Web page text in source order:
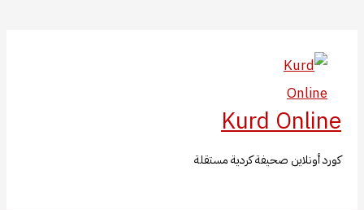
المحتوى
Kurd Online
كورد أونلاين صحيفة كردية مستقلة